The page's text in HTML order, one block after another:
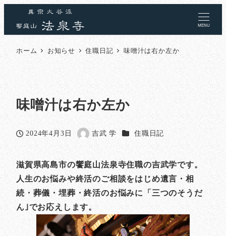
MENU
ホーム お知らせ 住職日記 味噌汁は右か左か
味噌汁は右か左か
投稿日
2024年4月3日
著
者
吉武 学 カテゴリー
住職日記
滋賀県高島市の饗庭山法泉寺住職の吉武学です。
人生のお悩みや終活のご相談をはじめ遺言・相
続・葬儀・埋葬・終活のお悩みに「三つのそうだ
ん｣でお応えします。